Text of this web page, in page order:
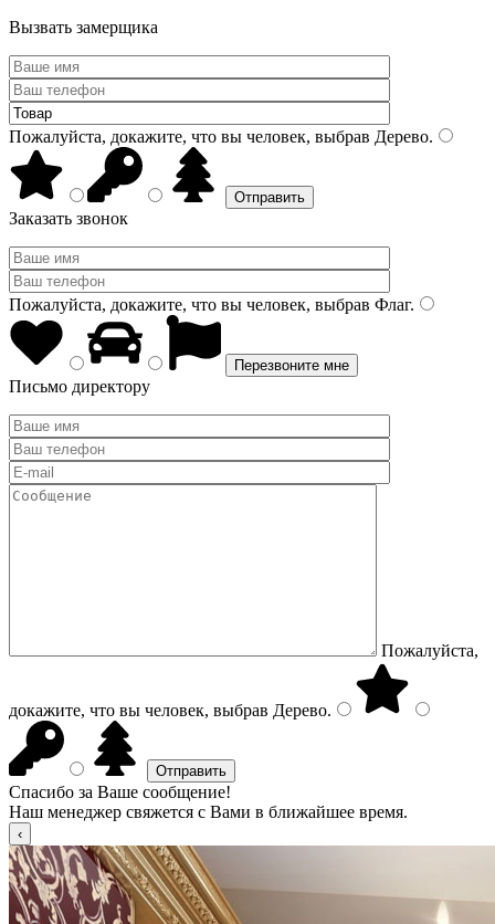
Вызвать замерщика
Пожалуйста, докажите, что вы человек, выбрав Дерево.
Заказать звонок
Пожалуйста, докажите, что вы человек, выбрав Флаг.
Письмо директору
Пожалуйста,
докажите, что вы человек, выбрав Дерево.
Спасибо за Ваше сообщение!
Наш менеджер свяжется с Вами в ближайшее время.